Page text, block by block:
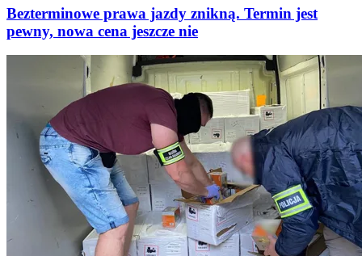
Bezterminowe prawa jazdy znikną. Termin jest
pewny, nowa cena jeszcze nie